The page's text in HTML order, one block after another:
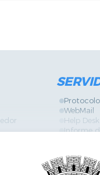
Protocolo
WebMail
Help Desk
Informe
GPI
Diário